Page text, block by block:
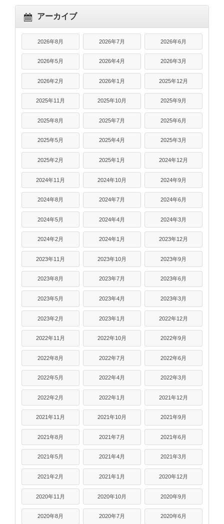
アーカイブ
2026年8月 2026年7月 2026年6月
2026年5月 2026年4月 2026年3月
2026年2月 2026年1月 2025年12月
2025年11月 2025年10月 2025年9月
2025年8月 2025年7月 2025年6月
2025年5月 2025年4月 2025年3月
2025年2月 2025年1月 2024年12月
2024年11月 2024年10月 2024年9月
2024年8月 2024年7月 2024年6月
2024年5月 2024年4月 2024年3月
2024年2月 2024年1月 2023年12月
2023年11月 2023年10月 2023年9月
2023年8月 2023年7月 2023年6月
2023年5月 2023年4月 2023年3月
2023年2月 2023年1月 2022年12月
2022年11月 2022年10月 2022年9月
2022年8月 2022年7月 2022年6月
2022年5月 2022年4月 2022年3月
2022年2月 2022年1月 2021年12月
2021年11月 2021年10月 2021年9月
2021年8月 2021年7月 2021年6月
2021年5月 2021年4月 2021年3月
2021年2月 2021年1月 2020年12月
2020年11月 2020年10月 2020年9月
2020年8月 2020年7月 2020年6月